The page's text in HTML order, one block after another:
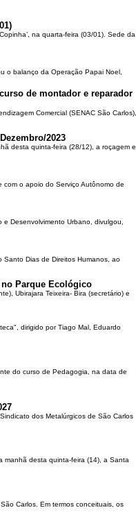
na quarta-feira (03/01). Sede da
o balanço da Operação Papai Noel,
de montador e reparador
Comercial (SENAC São Carlos),
2023
desta quinta-feira (28/12), a roçagem e
com o apoio do Serviço Autônomo de
Desenvolvimento Urbano, divulgou,
Dias de Direitos Humanos, ao
Parque Ecológico
Ubirajara Teixeira- Bira (secretário) e
dirigido por Tiago Mal, Eduardo
do curso de Pedagogia, na data de
dos Metalúrgicos de São Carlos
manhã desta quinta-feira (14), a Santa
Carlos. Em termos conceituais, os